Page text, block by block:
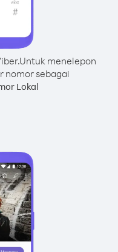
Untuk menelepon
nomor sebagai
Lokal